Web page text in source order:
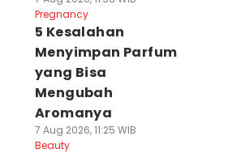
Pregnancy
5 Kesalahan
Menyimpan Parfum
yang Bisa
Mengubah
Aromanya
7 Aug 2026, 11:25 WIB
Beauty